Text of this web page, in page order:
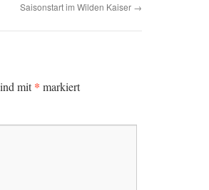
Saisonstart im Wilden Kaiser →
mit* markiert